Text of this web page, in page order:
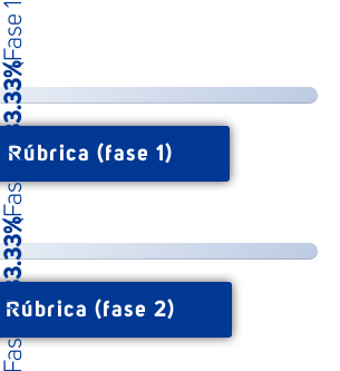
(Fase 1)
Rúbrica (fase 1)
(Fase 2)
33.33%
Rúbrica (fase 2)
(Fase 3)
33.33%